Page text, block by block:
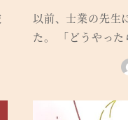
以前、士業の先生
た。 「どうやっ